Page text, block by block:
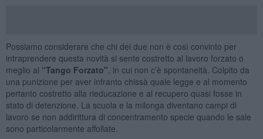
Possiamo considerare che chi dei due non è così convinto per
intraprendere questa novità si sente costretto al lavoro forzato o
meglio al “Tango Forzato" , in cui non c’è spontaneità. Colpito da
una punizione per aver infranto chissà quale legge e al momento
pertanto costretto alla rieducazione e al recupero quasi fosse in
stato di detenzione. La scuola e la milonga diventano campi di
lavoro se non addirittura di concentramento specie quando le sale
sono particolarmente affollate.